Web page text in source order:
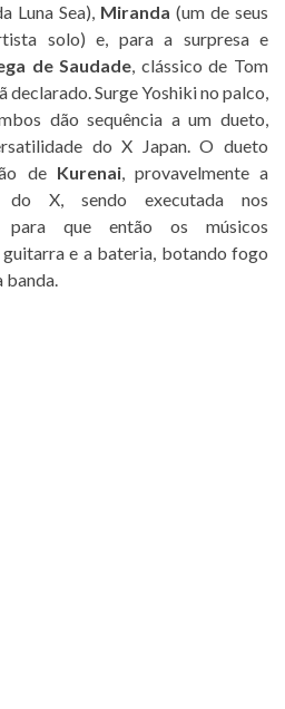
Luna Sea), Miranda (um de seus
solo) e, para a surpresa e
de Saudade, clássico de Tom
declarado. Surge Yoshiki no palco,
dão sequência a um dueto,
do X Japan. O dueto
de Kurenai, provavelmente a
do X, sendo executada nos
para que então os músicos
guitarra e a bateria, botando fogo
banda.